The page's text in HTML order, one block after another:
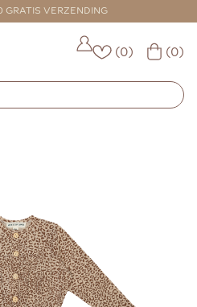
VERZENDING
= VANDAAG VERZONDEN
(0) (0)